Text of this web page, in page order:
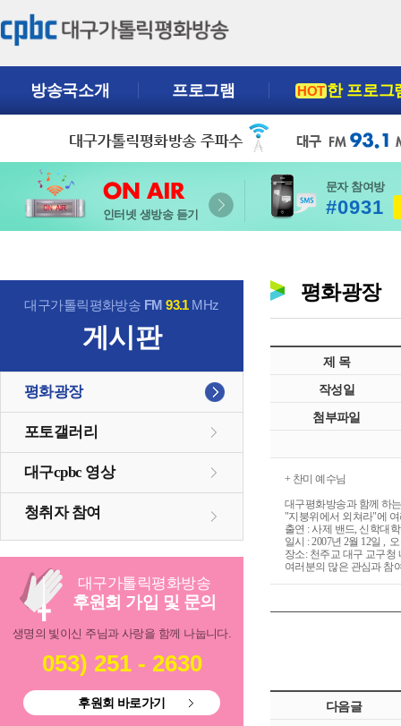
방송국소개 프로그램 HOT한 프로그
인터넷 생방송 듣기
문자 참여방
#0931
대구가톨릭평화방송 FM93.1MHz
게시판
평화광장
포토갤러리
대구cpbc 영상
청취자 참여
대구가톨릭평화방송
후원회 가입 및 문의
생명의 빛이신 주님과 사랑을 함께 나눕니다.
053) 251 - 2630
후원회 바로가기
평화광장
제 목
작성일
첨부파일
+ 찬미 예수님
대구평화방송과 함께 하
"지붕위에서 외쳐라"에
출연 : 사제 밴드, 신학대
일시 : 2007년 2월 12일 ,
장소: 천주교 대구 교구청
여러분의 많은 관심과 참
다음글